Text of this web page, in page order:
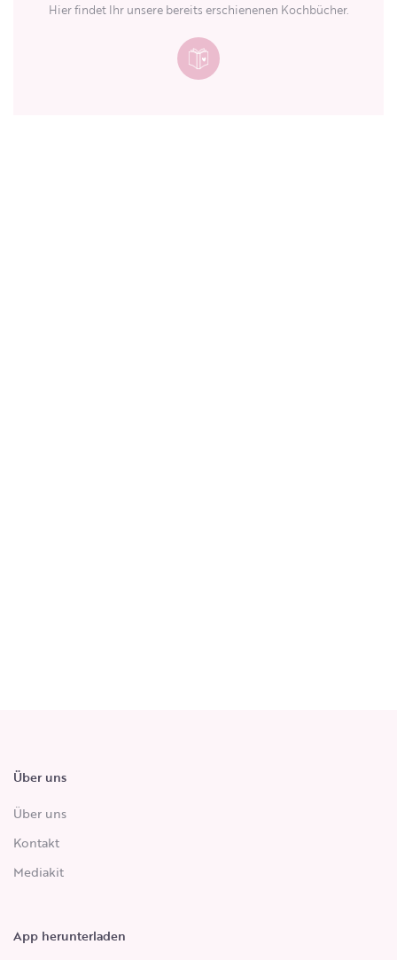
Hier findet Ihr unsere bereits erschienenen Kochbücher.
Über uns
Über uns
Kontakt
Mediakit
App herunterladen